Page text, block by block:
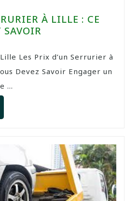
À LILLE : CE
SAVOIR
Les Prix d’un Serrurier à
Devez Savoir Engager un
...